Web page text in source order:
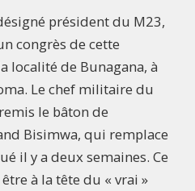
président du M23,
congrès de cette
localité de Bunagana, à
Le chef militaire du
le bâton de
Bisimwa, qui remplace
il y a deux semaines. Ce
à la tête du « vrai »